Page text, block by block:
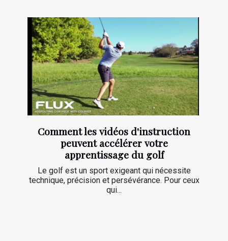
Comment les vidéos d'instruction
peuvent accélérer votre
apprentissage du golf
Le golf est un sport exigeant qui nécessite
technique, précision et persévérance. Pour ceux
qui...